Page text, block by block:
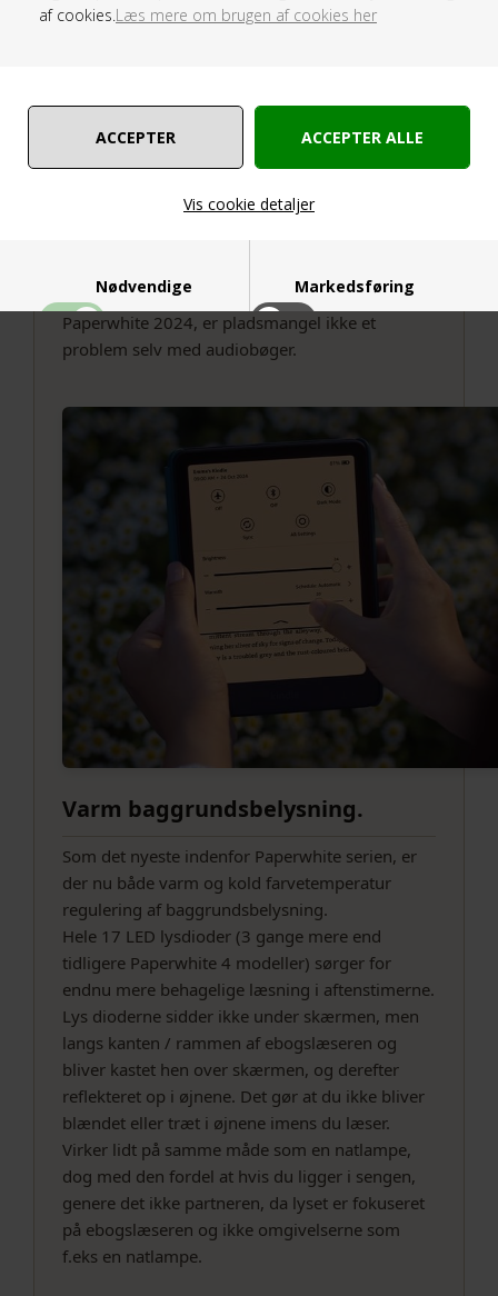
af cookies.Læs mere om brugen af cookies her
Vis cookie detaljer
Nødvendige Markedsføring
Audible tjenesten)
skifte mellem læsning og lytning.
Hold din historie igang uanset om du laver mad,
pendler, eller ude at flyve.
Oplev det bedste af Audible med et
medlemskab. Hvis du er ny til Audible kan du
Med 16GB eller 32GB plads i den nye Kindle
Paperwhite 2024, er pladsmangel ikke et
problem selv med audiobøger.
Varm baggrundsbelysning.
Som det nyeste indenfor Paperwhite serien, er
der nu både varm og kold farvetemperatur
regulering af baggrundsbelysning.
Hele 17 LED lysdioder (3 gange mere end
tidligere Paperwhite 4 modeller) sørger for
endnu mere behagelige læsning i aftenstimerne.
Lys dioderne sidder ikke under skærmen, men
langs kanten / rammen af ebogslæseren og
bliver kastet hen over skærmen, og derefter
reflekteret op i øjnene. Det gør at du ikke bliver
blændet eller træt i øjnene imens du læser.
Virker lidt på samme måde som en natlampe,
dog med den fordel at hvis du ligger i sengen,
genere det ikke partneren, da lyset er fokuseret
på ebogslæseren og ikke omgivelserne som
f.eks en natlampe.